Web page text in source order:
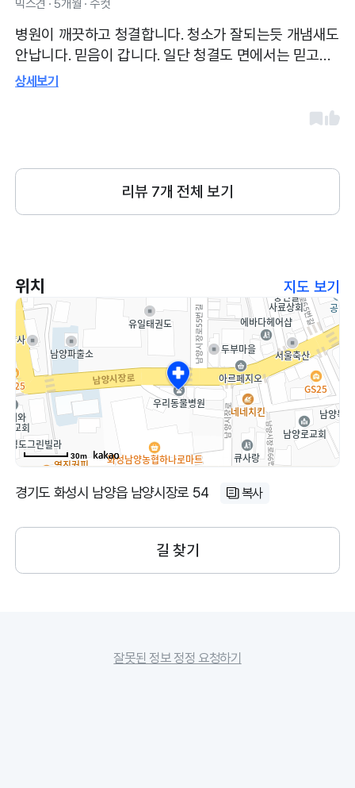
믹스견 · 5개월 · 수컷
병원이 깨끗하고 청결합니다. 청소가 잘되는듯 개냄새도
안납니다. 믿음이 갑니다. 일단 청결도 면에서는 믿고가
는 병원입니다.
상세보기
리뷰 7개 전체 보기
위치 지도 보기
30m
경기도 화성시 남양읍 남양시장로 54 복사
길 찾기
잘못된 정보 정정 요청하기